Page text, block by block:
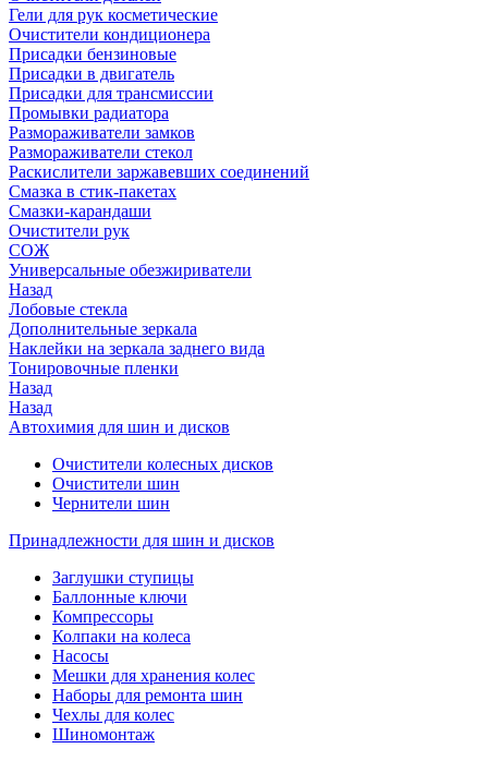
Гели для рук косметические
Очистители кондиционера
Присадки бензиновые
Присадки в двигатель
Присадки для трансмиссии
Промывки радиатора
Размораживатели замков
Размораживатели стекол
Раскислители заржавевших соединений
Смазка в стик-пакетах
Смазки-карандаши
Очистители рук
СОЖ
Универсальные обезжириватели
Назад
Лобовые стекла
Дополнительные зеркала
Наклейки на зеркала заднего вида
Тонировочные пленки
Назад
Назад
Автохимия для шин и дисков
Очистители колесных дисков
Очистители шин
Чернители шин
Принадлежности для шин и дисков
Заглушки ступицы
Баллонные ключи
Компрессоры
Колпаки на колеса
Насосы
Мешки для хранения колес
Наборы для ремонта шин
Чехлы для колес
Шиномонтаж